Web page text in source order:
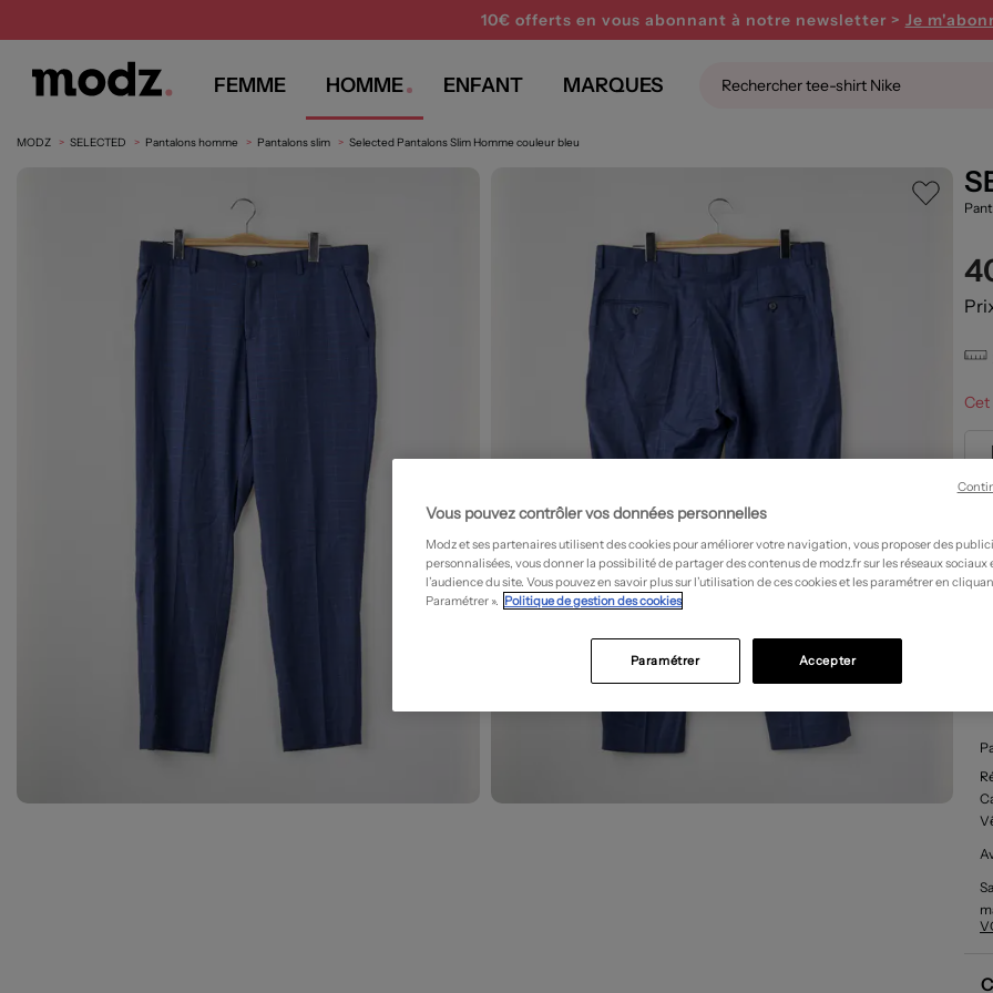
10€ offerts en vous abonnant à notre newsletter > Je
FEMME HOMME ENFANT MARQUES
MODZ SELECTED Pantalons homme Pantalons slim Selected Pantalons Slim Homme couleur bleu
Cet
à
Vous pouvez contrôler vos données personnelles
Modz et ses partenaires utilisent des cookies pour améliorer votre navigation, vous proposer des
personnalisées, vous donner la possibilité de partager des contenus de modz.fr sur les réseaux sociaux
l’audience du site. Vous pouvez en savoir plus sur l’utilisation de ces cookies et les paramétrer en
Paramétrer ». Politique de gestion des cookies
Accepter
Paramétrer